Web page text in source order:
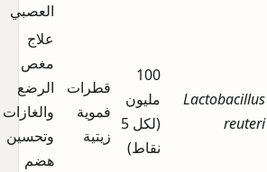
العصبي
Lactobacillus
reuteri
100
مليون
(لكل 5
نقاط)
قطرات
فموية
زيتية
علاج
مغص
الرضع
والغازات
وتحسين
هضم